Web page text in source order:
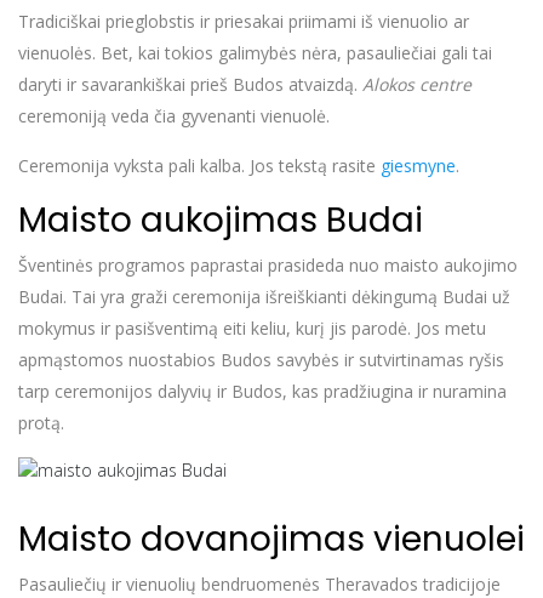
Tradiciškai prieglobstis ir priesakai priimami iš vienuolio ar
vienuolės. Bet, kai tokios galimybės nėra, pasauliečiai gali tai
daryti ir savarankiškai prieš Budos atvaizdą. Alokos centre
ceremoniją veda čia gyvenanti vienuolė.
Ceremonija vyksta pali kalba. Jos tekstą rasite giesmyne.
Maisto aukojimas Budai
Šventinės programos paprastai prasideda nuo maisto aukojimo
Budai. Tai yra graži ceremonija išreiškianti dėkingumą Budai už
mokymus ir pasišventimą eiti keliu, kurį jis parodė. Jos metu
apmąstomos nuostabios Budos savybės ir sutvirtinamas ryšis
tarp ceremonijos dalyvių ir Budos, kas pradžiugina ir nuramina
protą.
Maisto dovanojimas vienuolei
Pasauliečių ir vienuolių bendruomenės Theravados tradicijoje